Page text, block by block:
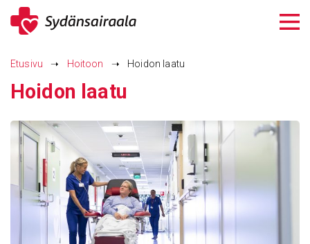
Siirry
sisältöön
Etusivu ➝ Hoitoon ➝ Hoidon laatu
Hoidon laatu